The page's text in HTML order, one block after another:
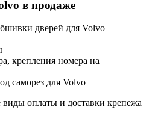
в продаже
дверей для Volvo
крепления номера на
саморез для Volvo
виды оплаты и доставки крепежа